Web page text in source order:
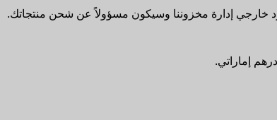
خارجي إدارة مخزوننا وسيكون مسؤولاً عن شحن منتجاتك.